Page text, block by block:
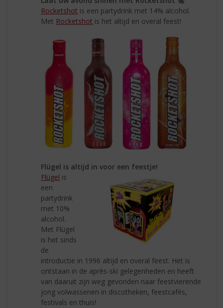
Rocketshot is een partydrink met 14% alcohol.
Met Rocketshot is het altijd en overal feest!
Flügel is altijd in voor een feestje!
Flügel is
een
partydrink
met 10%
alcohol.
Met Flügel
is het sinds
de
introductie in 1996 altijd en overal feest. Het is
ontstaan in de après-ski gelegenheden en heeft
van daaruit zijn weg gevonden naar feestvierende
jong volwassenen in discotheken, feestcafés,
festivals en thuis!